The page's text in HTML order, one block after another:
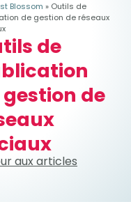
Blossom » Outils de
de gestion de réseaux
de
gestion de
aux articles